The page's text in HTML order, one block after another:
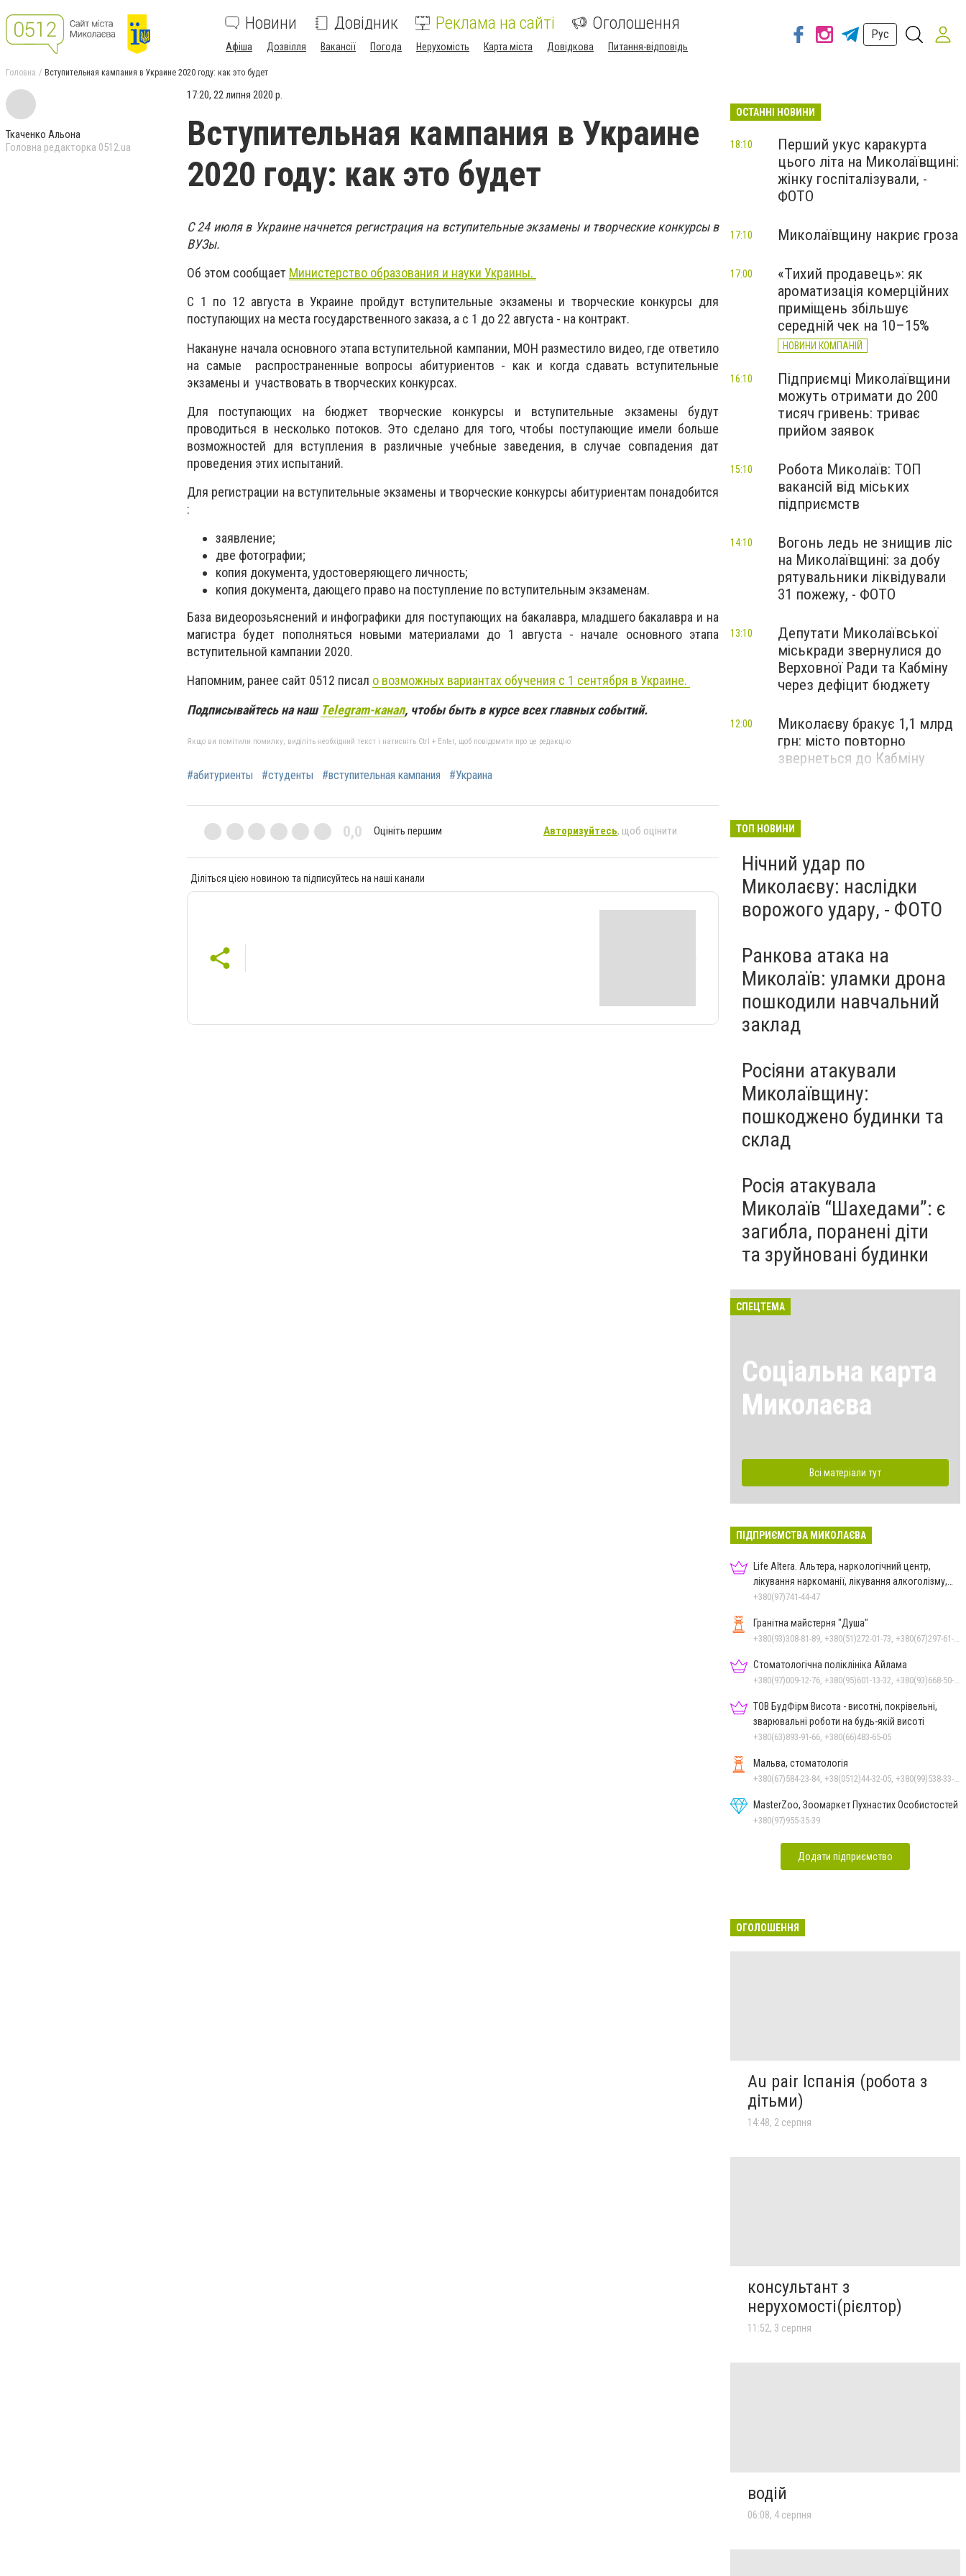
Новини Довідник Реклама на сайті Оголошення
Афіша Дозвілля Вакансії Погода Нерухомість Карта міста Довідкова Питання-відповідь
Рус
Головна Вступительная кампания в Украине 2020 году: как это будет
Ткаченко Альона
Головна редакторка 0512.ua
17:20, 22 липня 2020 р.
Вступительная кампания в Украине
2020 году: как это будет
С 24 июля в Украине начнется регистрация на вступительные экзамены и творческие конкурсы в
ВУЗы.
Об этом сообщает Министерство образования и науки Украины.
С 1 по 12 августа в Украине пройдут вступительные экзамены и творческие конкурсы для
поступающих на места государственного заказа, а с 1 до 22 августа - на контракт.
Накануне начала основного этапа вступительной кампании, МОН разместило видео, где ответило
на самые распространенные вопросы абитуриентов - как и когда сдавать вступительные
экзамены и участвовать в творческих конкурсах.
Для поступающих на бюджет творческие конкурсы и вступительные экзамены будут
проводиться в несколько потоков. Это сделано для того, чтобы поступающие имели больше
возможностей для вступления в различные учебные заведения, в случае совпадения дат
проведения этих испытаний.
Для регистрации на вступительные экзамены и творческие конкурсы абитуриентам понадобится
:
заявление;
две фотографии;
копия документа, удостоверяющего личность;
копия документа, дающего право на поступление по вступительным экзаменам.
База видеорозьяснений и инфографики для поступающих на бакалавра, младшего бакалавра и на
магистра будет пополняться новыми материалами до 1 августа - начале основного этапа
вступительной кампании 2020.
Напомним, ранее сайт 0512 писал о возможных вариантах обучения с 1 сентября в Украине.
Подписывайтесь на наш Telegram-канал, чтобы быть в курсе всех главных событий.
Якщо ви помітили помилку, виділіть необхідний текст і натисніть Ctrl + Enter, щоб повідомити про це редакцію
#абитуриенты #студенты #вступительная кампания #Украина
0,0 Оцініть першим Авторизуйтесь, щоб оцінити
Діліться цією новиною та підписуйтесь на наші канали
ОСТАННІ НОВИНИ
Перший укус каракурта
цього літа на Миколаївщині:
жінку госпіталізували, -
ФОТО
18:10
Миколаївщину накриє гроза
17:10
«Тихий продавець»: як
ароматизація комерційних
приміщень збільшує
середній чек на 10–15%
НОВИНИ КОМПАНІЙ
17:00
Підприємці Миколаївщини
можуть отримати до 200
тисяч гривень: триває
прийом заявок
16:10
Робота Миколаїв: ТОП
вакансій від міських
підприємств
15:10
Вогонь ледь не знищив ліс
на Миколаївщині: за добу
рятувальники ліквідували
31 пожежу, - ФОТО
14:10
Депутати Миколаївської
міськради звернулися до
Верховної Ради та Кабміну
через дефіцит бюджету
13:10
Миколаєву бракує 1,1 млрд
грн: місто повторно
звернеться до Кабміну
12:00
ТОП НОВИНИ
Нічний удар по
Миколаєву: наслідки
ворожого удару, - ФОТО
Ранкова атака на
Миколаїв: уламки дрона
пошкодили навчальний
заклад
Росіяни атакували
Миколаївщину:
пошкоджено будинки та
склад
Росія атакувала
Миколаїв “Шахедами”: є
загибла, поранені діти
та зруйновані будинки
СПЕЦТЕМА
Соціальна карта
Миколаєва
Всі матеріали тут
ПІДПРИЄМСТВА МИКОЛАЄВА
Life Altera. Альтера, наркологічний центр,
лікування наркоманії, лікування алкоголізму,
зняття ломки
+380(97)741-44-47
Гранітна майстерня "Душа"
Стоматологічна поліклініка Айлама
ТОВ БудФірм Висота - висотні, покрівельні,
зварювальні роботи на будь-якій висоті
+380(63)893-91-66, +380(66)483-65-05
Мальва, стоматологія
MasterZoo, Зоомаркет Пухнастих Особистостей
+380(97)955-35-39
Додати підприємство
ОГОЛОШЕННЯ
Au pair Іспанія (робота з
дітьми)
14:48, 2 серпня
консультант з
нерухомості(рієлтор)
11:52, 3 серпня
водій
06:08, 4 серпня